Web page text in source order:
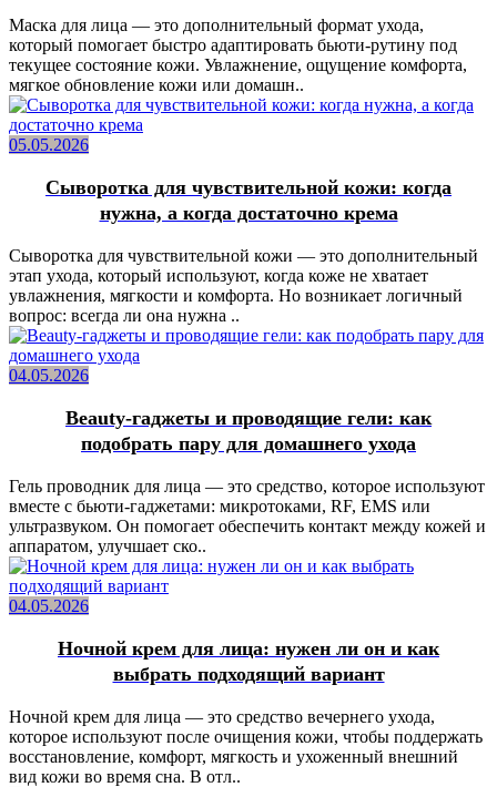
Маска для лица — это дополнительный формат ухода,
который помогает быстро адаптировать бьюти-рутину под
текущее состояние кожи. Увлажнение, ощущение комфорта,
мягкое обновление кожи или домашн..
05.05.2026
Сыворотка для чувствительной кожи: когда
нужна, а когда достаточно крема
Сыворотка для чувствительной кожи — это дополнительный
этап ухода, который используют, когда коже не хватает
увлажнения, мягкости и комфорта. Но возникает логичный
вопрос: всегда ли она нужна ..
04.05.2026
Beauty-гаджеты и проводящие гели: как
подобрать пару для домашнего ухода
Гель проводник для лица — это средство, которое используют
вместе с бьюти-гаджетами: микротоками, RF, EMS или
ультразвуком. Он помогает обеспечить контакт между кожей и
аппаратом, улучшает ско..
04.05.2026
Ночной крем для лица: нужен ли он и как
выбрать подходящий вариант
Ночной крем для лица — это средство вечернего ухода,
которое используют после очищения кожи, чтобы поддержать
восстановление, комфорт, мягкость и ухоженный внешний
вид кожи во время сна. В отл..